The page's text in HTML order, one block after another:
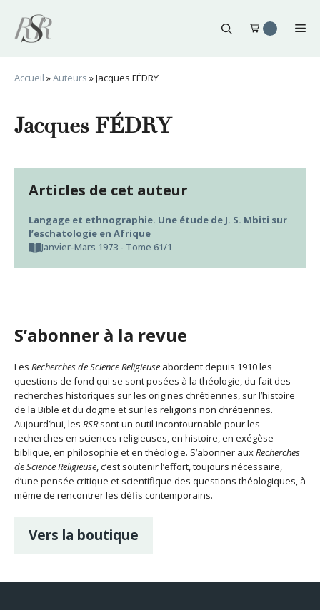
contenu
Accueil »Auteurs »Jacques FÉDRY
Jacques FÉDRY
Articles de cet auteur
Langage et ethnographie. Une étude de J. S. Mbiti sur
l’eschatologie en Afrique
Janvier-Mars 1973 - Tome 61/1
S’abonner à la revue
Les Recherches de Science Religieuse abordent depuis 1910 les
questions de fond qui se sont posées à la théologie, du fait des
recherches historiques sur les origines chrétiennes, sur l’histoire
de la Bible et du dogme et sur les religions non chrétiennes.
Aujourd’hui, les RSRsont un outil incontournable pour les
recherches en sciences religieuses, en histoire, en exégèse
biblique, en philosophie et en théologie. S’abonner auxRecherches
de Science Religieuse, c’est soutenir l’effort, toujours nécessaire,
d’une pensée critique et scientifique des questions théologiques, à
même de rencontrer les défis contemporains.
Vers la boutique